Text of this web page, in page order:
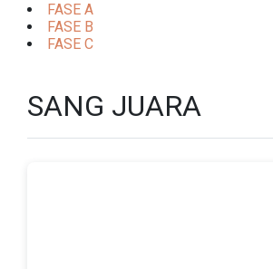
FASE A
FASE B
FASE C
SANG JUARA